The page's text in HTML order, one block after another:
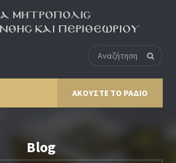
ΑΚΟΥΣΤΕ ΤΟ ΡΑΔΙΟ
Blog